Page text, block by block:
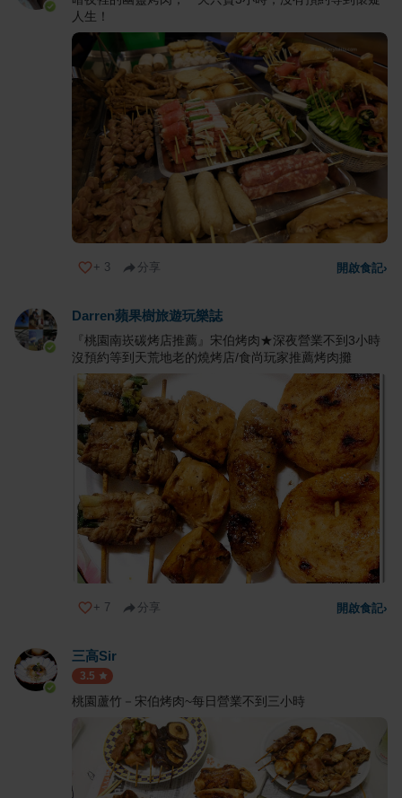
人生！
+ 3 分享 開啟食記›
Darren蘋果樹旅遊玩樂誌
『桃園南崁碳烤店推薦』宋伯烤肉★深夜營業不到3小時
沒預約等到天荒地老的燒烤店/食尚玩家推薦烤肉攤
+ 7 分享 開啟食記›
三高Sir
3.5
桃園蘆竹－宋伯烤肉~每日營業不到三小時